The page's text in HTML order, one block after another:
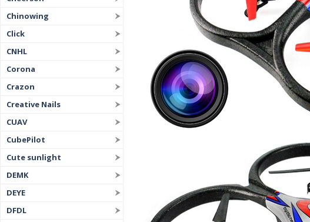
Chinowing
Click
CNHL
Corona
Crazon
Creative Nails
CUAV
CubePilot
Cute sunlight
DEMK
DEYE
DFDL